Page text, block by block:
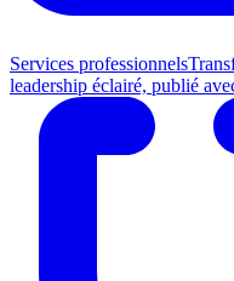
Services professionnels
leadership éclairé, publié